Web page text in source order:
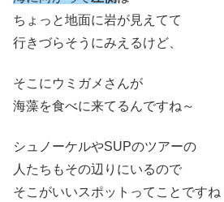
ちょっと地面に岩が見えてて
行きづらそうにみえるけど、
そこにウミガメさんが
海藻を食べに来てるんですね～
シュノーケルやSUPのツアーの
人たちもその辺りにいるので
そこがいいスポットってことですね